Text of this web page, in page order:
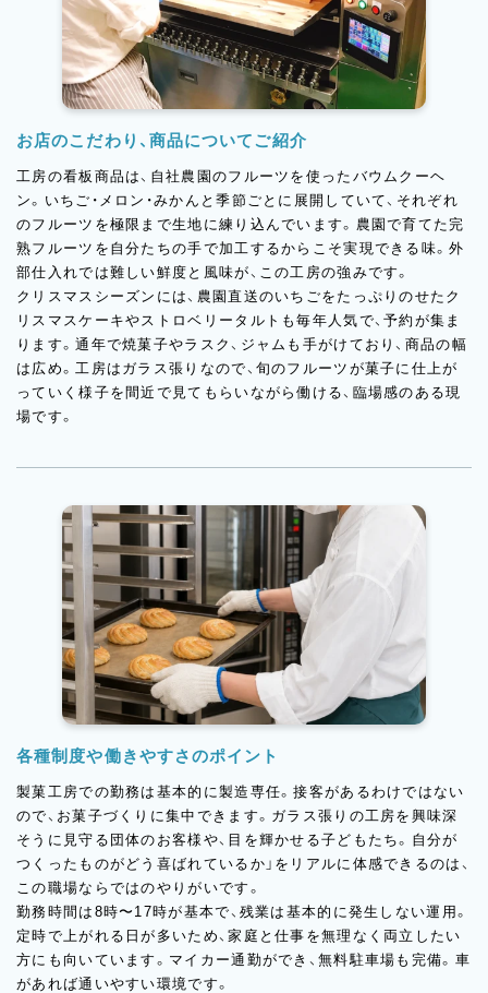
お店のこだわり、商品についてご紹介
工房の看板商品は、自社農園のフルーツを使ったバウムクーヘ
ン。いちご・メロン・みかんと季節ごとに展開していて、それぞれ
のフルーツを極限まで生地に練り込んでいます。農園で育てた完
熟フルーツを自分たちの手で加工するからこそ実現できる味。外
部仕入れでは難しい鮮度と風味が、この工房の強みです。
クリスマスシーズンには、農園直送のいちごをたっぷりのせたク
リスマスケーキやストロベリータルトも毎年人気で、予約が集ま
ります。通年で焼菓子やラスク、ジャムも手がけており、商品の幅
は広め。工房はガラス張りなので、旬のフルーツが菓子に仕上が
っていく様子を間近で見てもらいながら働ける、臨場感のある現
場です。
各種制度や働きやすさのポイント
製菓工房での勤務は基本的に製造専任。接客があるわけではない
ので、お菓子づくりに集中できます。ガラス張りの工房を興味深
そうに見守る団体のお客様や、目を輝かせる子どもたち。自分が
つくったものがどう喜ばれているか」をリアルに体感できるのは、
この職場ならではのやりがいです。
勤務時間は8時〜17時が基本で、残業は基本的に発生しない運用。
定時で上がれる日が多いため、家庭と仕事を無理なく両立したい
方にも向いています。マイカー通勤ができ、無料駐車場も完備。車
があれば通いやすい環境です。